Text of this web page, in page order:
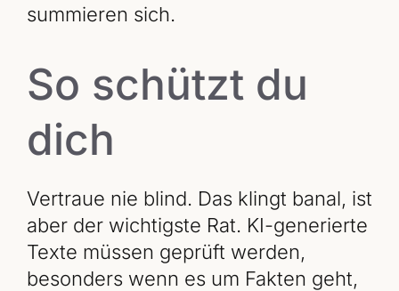
summieren sich.
So schützt du
dich
Vertraue nie blind. Das klingt banal, ist
aber der wichtigste Rat. KI-generierte
Texte müssen geprüft werden,
besonders wenn es um Fakten geht,